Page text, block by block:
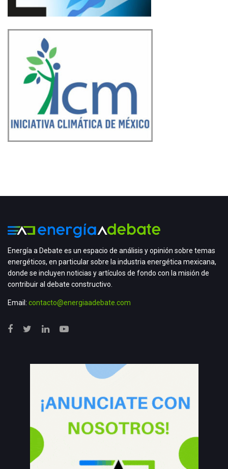
Energía a Debate es un espacio de análisis y opinión sobre temas
energéticos, en particular sobre la industria energética mexicana,
donde se incluyen noticias y artículos de fondo con la misión de
contribuir al debate constructivo.
Email: contacto@energiaadebate.com